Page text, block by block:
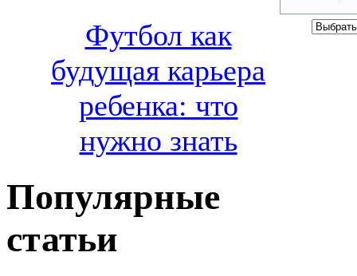
Футбол как
будущая карьера
ребенка: что
нужно знать
Популярные
статьи